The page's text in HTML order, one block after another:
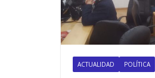
ACTUALIDAD POLÍTICA